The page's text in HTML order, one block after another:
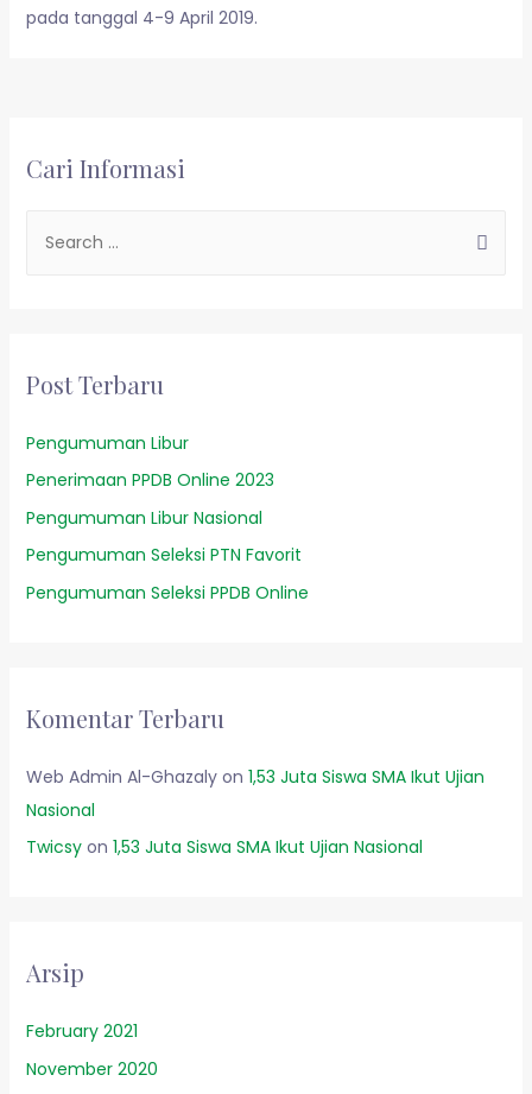
pada tanggal 4-9 April 2019.
Cari Informasi
Post Terbaru
Pengumuman Libur
Penerimaan PPDB Online 2023
Pengumuman Libur Nasional
Pengumuman Seleksi PTN Favorit
Pengumuman Seleksi PPDB Online
Komentar Terbaru
Web Admin Al-Ghazalyon 1,53 Juta Siswa SMA Ikut Ujian
Nasional
Twicsyon 1,53 Juta Siswa SMA Ikut Ujian Nasional
Arsip
February 2021
November 2020